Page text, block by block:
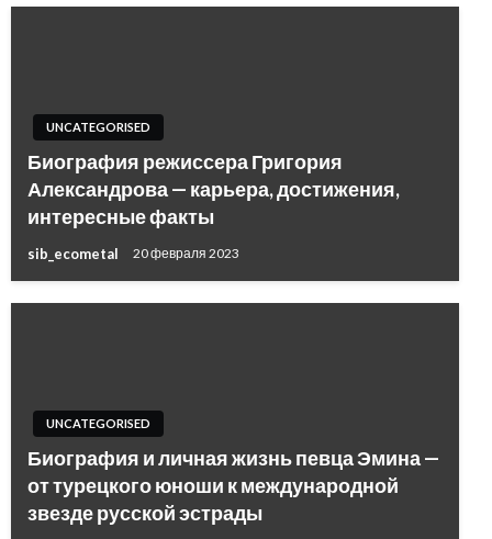
UNCATEGORISED
Биография режиссера Григория
Александрова — карьера, достижения,
интересные факты
sib_ecometal 20 февраля 2023
UNCATEGORISED
Биография и личная жизнь певца Эмина —
от турецкого юноши к международной
звезде русской эстрады